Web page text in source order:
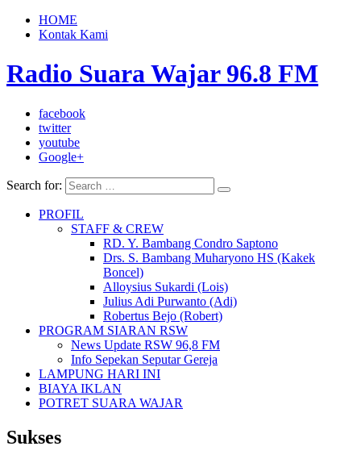
HOME
Kontak Kami
Radio Suara Wajar 96.8 FM
facebook
twitter
youtube
Google+
Search for:
PROFIL
STAFF & CREW
RD. Y. Bambang Condro Saptono
Drs. S. Bambang Muharyono HS (Kakek
Boncel)
Alloysius Sukardi (Lois)
Julius Adi Purwanto (Adi)
Robertus Bejo (Robert)
PROGRAM SIARAN RSW
News Update RSW 96,8 FM
Info Sepekan Seputar Gereja
LAMPUNG HARI INI
BIAYA IKLAN
POTRET SUARA WAJAR
Sukses